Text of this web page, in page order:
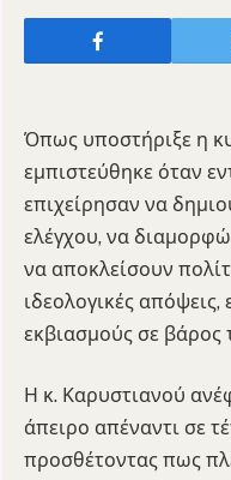
Όπως υποστήριξε η
εμπιστεύθηκε όταν
επιχείρησαν να
ελέγχου, να
να αποκλείσουν
ιδεολογικές
εκβιασμούς σε βάρος
Η κ. Καρυστιανού
άπειρο απέναντι σε
προσθέτοντας πως